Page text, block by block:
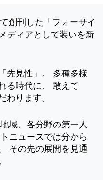
創刊した「フォーサイ
ディアとして装いを新
先見性」。 多種多様
る時代に、 敢えて
わります。
域、各分野の第一人
ニュースでは分から
その先の展開を見通